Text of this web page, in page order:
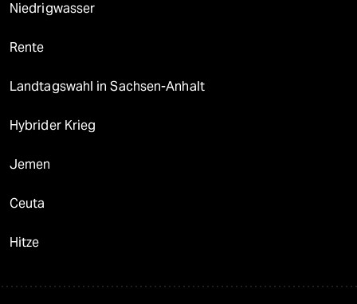
Niedrigwasser
Rente
Landtagswahl in Sachsen-Anhalt
Hybrider Krieg
Jemen
Ceuta
Hitze